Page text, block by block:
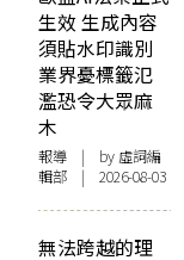
生效 生成內容
須貼水印識別
業界憂標籤氾
濫恐令大眾麻
木
報導 | by 虛詞編
輯部 | 2026-08-03
無法跨越的理